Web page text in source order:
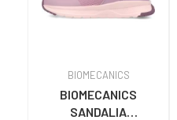
BIOMECANICS
BIOMECANICS
SANDALIA